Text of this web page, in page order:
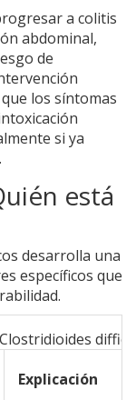
a colitis
abdominal,
de
los síntomas
si ya
está
desarrolla una
específicos que
Explicación